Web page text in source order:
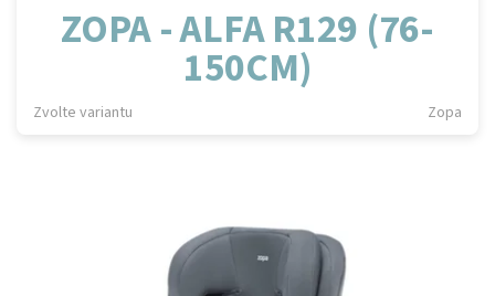
ZOPA - ALFA R129 (76-
150CM)
Zvolte variantu Zopa